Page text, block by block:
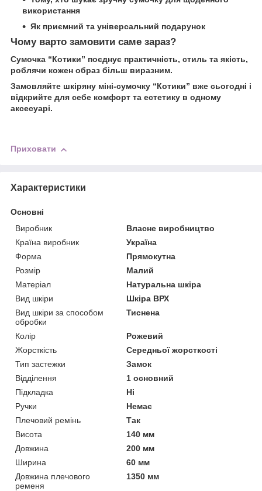
використання
Як приємний та універсальний подарунок
Чому варто замовити саме зараз?
Сумочка “Котики” поєднує практичність, стиль та якість,
роблячи кожен образ більш виразним.
Замовляйте шкіряну міні-сумочку “Котики” вже сьогодні і
відкрийте для себе комфорт та естетику в одному
аксесуарі.
Приховати
Характеристики
Основні
Виробник
Власне виробництво
Країна виробник
Україна
Форма
Прямокутна
Розмір
Малий
Матеріал
Натуральна шкіра
Вид шкіри
Шкіра ВРХ
Вид шкіри за способом
обробки
Тиснена
Колір
Рожевий
Жорсткість
Середньої жорсткості
Тип застежки
Замок
Відділення
1 основний
Підкладка
Ні
Ручки
Немає
Плечовий ремінь
Так
Висота
140 мм
Довжина
200 мм
Ширина
60 мм
Довжина плечового
ременя
1350 мм